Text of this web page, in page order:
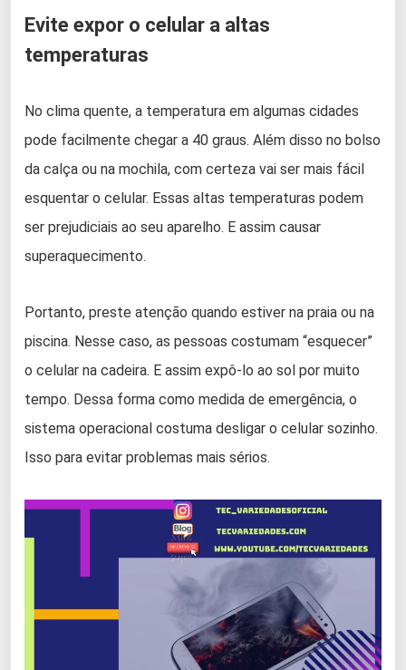
Evite expor o celular a altas
temperaturas
No clima quente, a temperatura em algumas cidades
pode facilmente chegar a 40 graus. Além disso no bolso
da calça ou na mochila, com certeza vai ser mais fácil
esquentar o celular. Essas altas temperaturas podem
ser prejudiciais ao seu aparelho. E assim causar
superaquecimento.
Portanto, preste atenção quando estiver na praia ou na
piscina. Nesse caso, as pessoas costumam “esquecer”
o celular na cadeira. E assim expô-lo ao sol por muito
tempo. Dessa forma como medida de emergência, o
sistema operacional costuma desligar o celular sozinho.
Isso para evitar problemas mais sérios.